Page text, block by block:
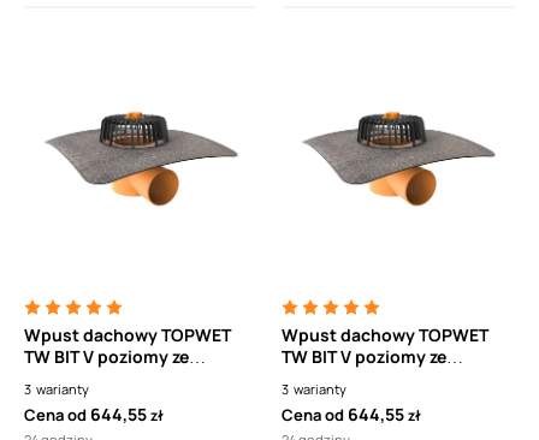
Wpust dachowy TOPWET
TW BIT V poziomy ze
bitumicznym
3 warianty
Cena od 644,55zł
Wpust dachowy TOPWET
TW BIT V poziomy ze
bitumicznym
3 warianty
Cena od 644,55zł